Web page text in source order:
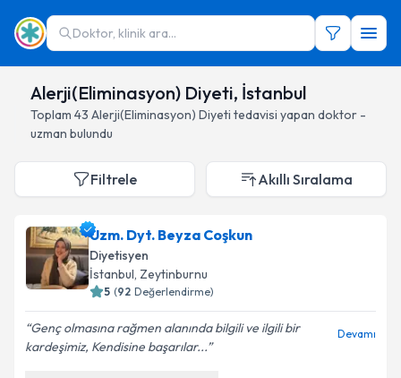
Doktor, klinik ara...
Alerji(Eliminasyon) Diyeti, İstanbul
Toplam 43 Alerji(Eliminasyon) Diyeti tedavisi yapan doktor -
uzman bulundu
Filtrele Akıllı Sıralama
Uzm. Dyt. Beyza Coşkun
Diyetisyen
İstanbul, Zeytinburnu
5 (92 Değerlendirme)
Genç olmasına rağmen alanında bilgili ve ilgili bir
kardeşimiz, Kendisine başarılar...
Devamı